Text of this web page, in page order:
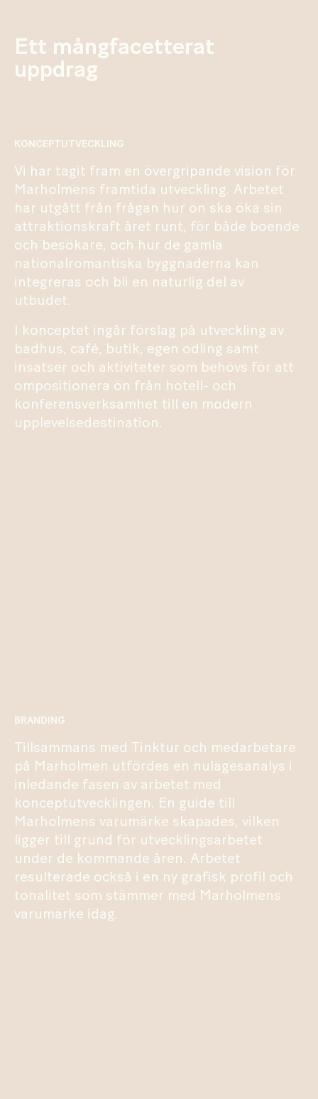
Ett mångfacetterat
uppdrag
KONCEPTUTVECKLING
Vi har tagit fram en övergripande vision för
Marholmens framtida utveckling. Arbetet
har utgått från frågan hur ön ska öka sin
attraktionskraft året runt, för både boende
och besökare, och hur de gamla
nationalromantiska byggnaderna kan
integreras och bli en naturlig del av
utbudet.
I konceptet ingår förslag på utveckling av
badhus, café, butik, egen odling samt
insatser och aktiviteter som behövs för att
ompositionera ön från hotell- och
konferensverksamhet till en modern
upplevelsedestination.
BRANDING
Tillsammans med Tinktur och medarbetare
på Marholmen utfördes en nulägesanalys i
inledande fasen av arbetet med
konceptutvecklingen. En guide till
Marholmens varumärke skapades, vilken
ligger till grund för utvecklingsarbetet
under de kommande åren. Arbetet
resulterade också i en ny grafisk profil och
tonalitet som stämmer med Marholmens
varumärke idag.